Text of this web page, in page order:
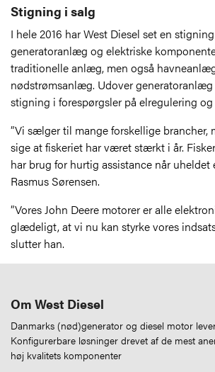
Stigning i salg
I hele 2016 har West Diesel set en
generatoranlæg og elektriske
traditionelle anlæg, men også
nødstrømsanlæg. Udover generatoranlæg
stigning i forespørgsler på elregulering
”Vi sælger til mange forskellige brancher,
sige at fiskeriet har været stærkt i år.
har brug for hurtig assistance når uheldet
Rasmus Sørensen.
”Vores John Deere motorer er alle
glædeligt, at vi nu kan styrke vores
slutter han.
Om West Diesel
Danmarks (nød)generator og diesel motor
Konfigurerbare løsninger drevet af de mest
høj kvalitets komponenter